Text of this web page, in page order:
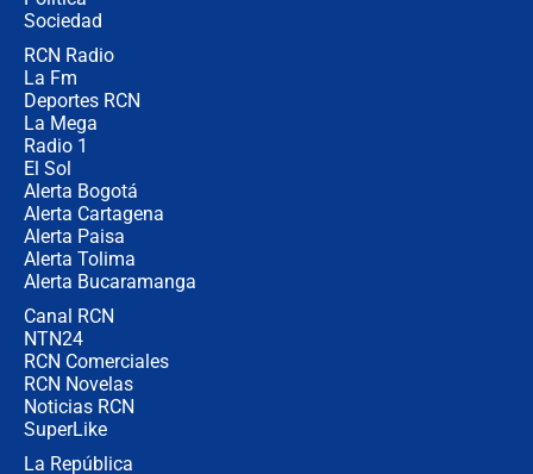
Sociedad
RCN Radio
La Fm
Deportes RCN
La Mega
Radio 1
El Sol
Alerta Bogotá
Alerta Cartagena
Alerta Paisa
Alerta Tolima
Alerta Bucaramanga
Canal RCN
NTN24
RCN Comerciales
RCN Novelas
Noticias RCN
SuperLike
La República